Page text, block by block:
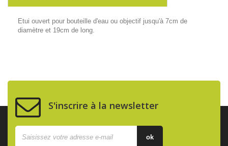
Etui ouvert pour bouteille d'eau ou objectif jusqu'à 7cm de
diamètre et 19cm de long.
S'inscrire à la newsletter
ok